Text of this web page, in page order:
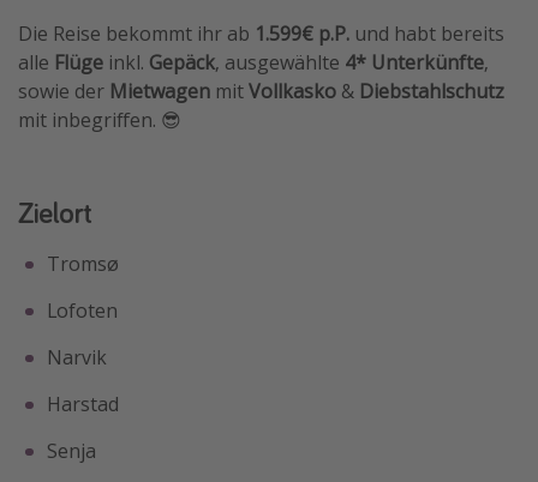
Die Reise bekommt ihr ab 1.599€ p.P. und habt bereits
alle Flüge inkl. Gepäck, ausgewählte 4* Unterkünfte,
sowie der Mietwagen mitVollkasko & Diebstahlschutz
mit inbegriffen. 😎
Zielort
Tromsø
Lofoten
Narvik
Harstad
Senja